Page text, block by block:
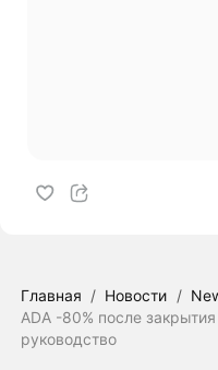
Главная / Новости /
ADA -80% после
руководство